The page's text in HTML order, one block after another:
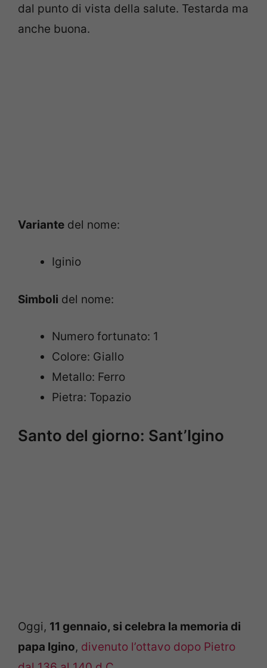
dal punto di vista della salute. Testarda ma
anche buona.
Variante del nome:
Iginio
Simboli del nome:
Numero fortunato: 1
Colore: Giallo
Metallo: Ferro
Pietra: Topazio
Santo del giorno: Sant’Igino
Oggi, 11 gennaio, si celebra la memoria di
papa Igino, divenuto l’ottavo dopo Pietro